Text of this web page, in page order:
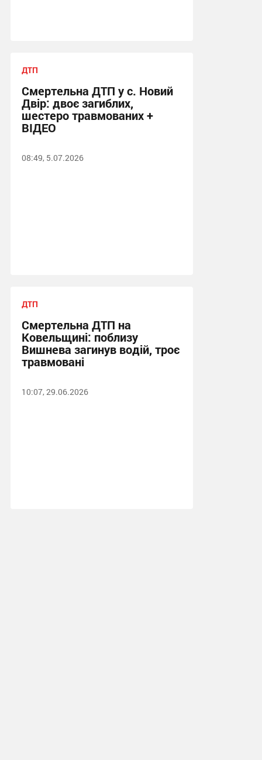
ДТП
Смертельна ДТП у с. Новий
Двір: двоє загиблих,
шестеро травмованих +
ВІДЕО
08:49, 5.07.2026
ДТП
Смертельна ДТП на
Ковельщині: поблизу
Вишнева загинув водій, троє
травмовані
10:07, 29.06.2026